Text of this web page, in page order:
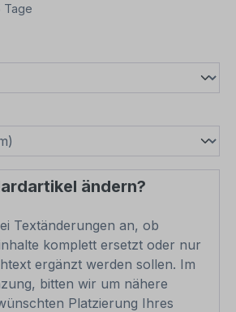
Tage
ändern?
Textänderungen an, ob
komplett ersetzt oder nur
ergänzt werden sollen. Im
bitten wir um nähere
Platzierung Ihres